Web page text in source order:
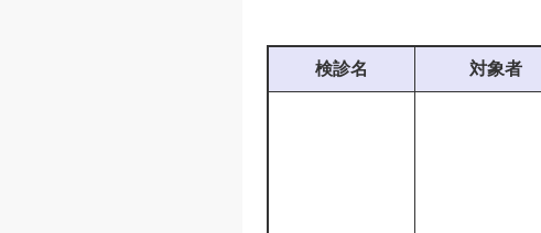
検診名 対象者